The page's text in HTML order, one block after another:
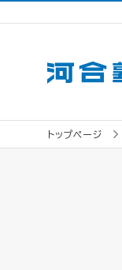
トップページ